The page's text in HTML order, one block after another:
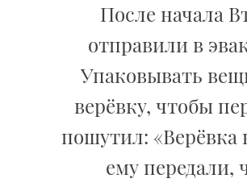
После начала
отправили в
Упаковывать
верёвку, чтобы
пошутил: «Верёвка
ему передали,